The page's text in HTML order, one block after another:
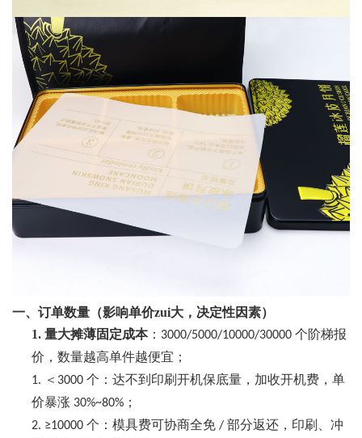
一、订单数量（影响单价zui大，决定性因素）
1. 量大摊薄固定成本： 3000/5000/10000/30000 个阶梯报
价，数量越高单件越便宜；
1. ＜ 3000 个：达不到印刷开机保底量，加收开机费，单
价暴涨 30%~80% ；
2. ≥10000 个：模具费可协商全免 / 部分返还，印刷、冲